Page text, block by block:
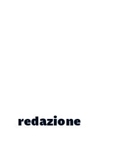
redazione